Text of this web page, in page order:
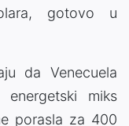
gotovo u
da Venecuela
energetski miks
porasla za 400